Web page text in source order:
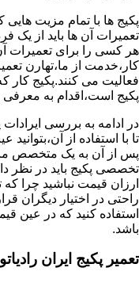
پکیج ها با تمام مزیت
تعمیرات آن ها باید از
هر کسی را برای تعمیرات
کار،خدمت از ما،تهارن
فعالیت می کنند.پکیج کار
پکیج است،اقدام به معرفی
در ادامه به بررسی ایرادات
تا با استفاده از
پس از آن به یک متخصص
تخصصی پکیج باید در نظر
ارزان قیمت نباشید چرا
راحتی در اختیار دیگران
استفاده کنید که در عین
باشد.
تعمیر پکیج ایران